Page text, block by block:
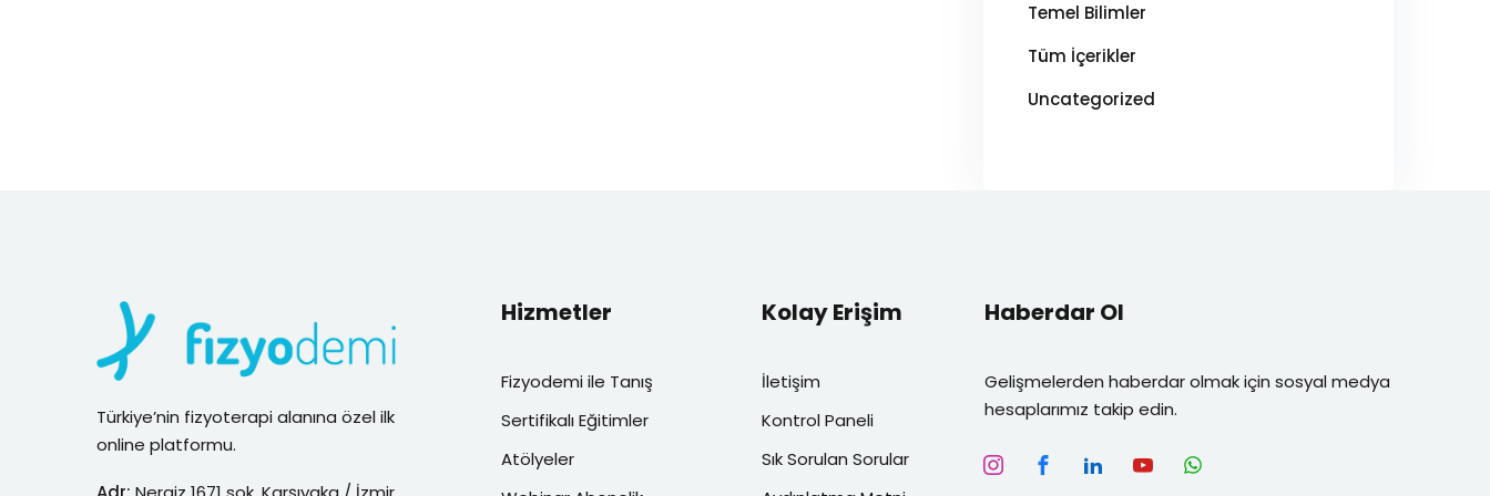
Temel Bilimler
Tüm İçerikler
Uncategorized
Türkiye’nin fizyoterapi alanına özel ilk
online platformu.
Hizmetler
Fizyodemi ile Tanış
Sertifikalı Eğitimler
Atölyeler
Kolay Erişim
İletişim
Kontrol Paneli
Sık Sorulan Sorular
Haberdar Ol
Gelişmelerden haberdar olmak için sosyal medya
hesaplarımız takip edin.